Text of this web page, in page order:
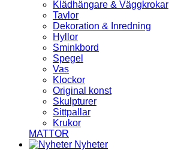
Klädhängare & Väggkrokar
Tavlor
Dekoration & Inredning
Hyllor
Sminkbord
Spegel
Vas
Klockor
Original konst
Skulpturer
Sittpallar
Krukor
MATTOR
Nyheter